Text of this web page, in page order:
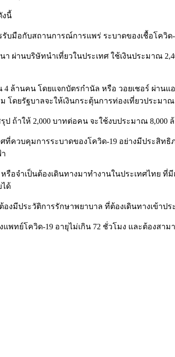
งนี้
บมือกับสถานการณ์การแพร่ ระบาดของเชื้อโควิด
านบริษัทนำเที่ยวในประเทศ ใช้เงินประมาณ
4 ล้านคน โดยแจกบัตรกำนัล หรือ วอยเชอร์ ผ่าน
ดยรัฐบาลจะให้เงินกระตุ้นการท่องเที่ยวประมาณ
ถ้าให้ 2,000 บาทต่อคน จะใช้งบประมาณ 8,000
ที่ควบคุมการระบาดของโควิด-19 อย่างมีประสิท
อจำเป็นต้องเดินทางมาทำงานในประเทศไทย
ได้
มีประวัติการรักษาพยาบาล ที่ต้องเดินทางเข้าปร
ทย์โควิด-19 อายุไม่เกิน 72 ชั่วโมง และต้องสา